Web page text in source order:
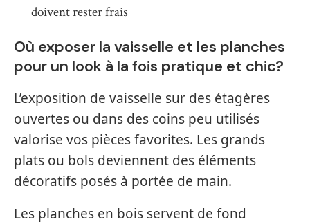
doivent rester frais
Où exposer la vaisselle et les planches
pour un look à la fois pratique et chic?
L’exposition de vaisselle sur des étagères
ouvertes ou dans des coins peu utilisés
valorise vos pièces favorites. Les grands
plats ou bols deviennent des éléments
décoratifs posés à portée de main.
Les planches en bois servent de fond